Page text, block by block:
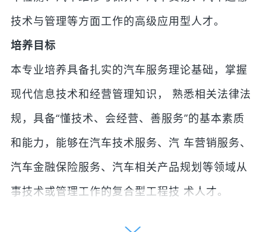
技术与管理等方面工作的高级应用型人才。
培养目标
本专业培养具备扎实的汽车服务理论基础，掌握
现代信息技术和经营管理知识， 熟悉相关法律法
规，具备“懂技术、会经营、善服务”的基本素质
和能力，能够在汽车技术服务、汽 车营销服务、
汽车金融保险服务、汽车相关产品规划等领域从
事技术或管理工作的复合型工程技 术人才。